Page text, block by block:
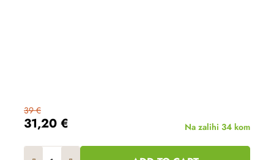
31,20 €
39 €
Na zalihi 34 kom